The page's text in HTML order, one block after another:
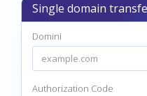
Single domain
Domini
Authorization Code